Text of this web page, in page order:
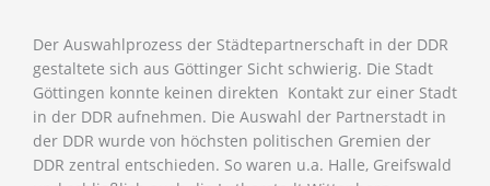
Der Auswahlprozess der Städtepartnerschaft in der DDR
gestaltete sich aus Göttinger Sicht schwierig. Die Stadt
Göttingen konnte keinen direkten Kontakt zur einer Stadt
in der DDR aufnehmen. Die Auswahl der Partnerstadt in
der DDR wurde von höchsten politischen Gremien der
DDR zentral entschieden. So waren u.a. Halle, Greifswald